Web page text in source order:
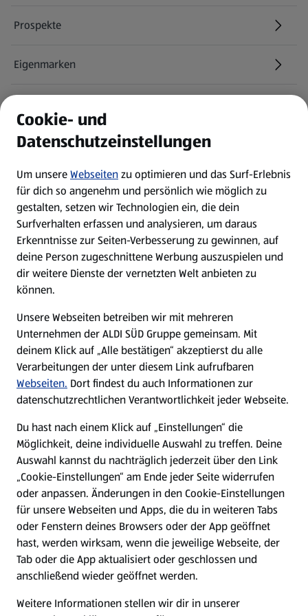
Prospekte
Eigenmarken
Newsletter
WhatsApp
Über ALDI SÜD
Filialen
Nachhaltigkeit
Karriere
Presse
Hilfe & Kontakt
(öffnet in einem neuen Tab)
Unternehmen
Folge uns hier:
Cookie- und
Datenschutzeinstellungen
Um unsereWebseitenzu optimieren und das Surf-Erlebnis
für dich so angenehm und persönlich wie möglich zu
gestalten, setzen wir Technologien ein, die dein
Surfverhalten erfassen und analysieren, um daraus
Erkenntnisse zur Seiten-Verbesserung zu gewinnen, auf
deine Person zugeschnittene Werbung auszuspielen und
dir weitere Dienste der vernetzten Welt anbieten zu
können.
Unsere Webseiten betreiben wir mit mehreren
Unternehmen der ALDI SÜD Gruppe gemeinsam. Mit
deinem Klick auf „Alle bestätigen“ akzeptierst du alle
Verarbeitungen der unter diesem Link aufrufbaren
Webseiten. Dort findest du auch Informationen zur
datenschutzrechtlichen Verantwortlichkeit jeder Webseite.
Du hast nach einem Klick auf „Einstellungen“ die
Möglichkeit, deine individuelle Auswahl zu treffen. Deine
Auswahl kannst du nachträglich jederzeit über den Link
„Cookie-Einstellungen“ am Ende jeder Seite widerrufen
oder anpassen. Änderungen in den Cookie-Einstellungen
für unsere Webseiten und Apps, die du in weiteren Tabs
oder Fenstern deines Browsers oder der App geöffnet
hast, werden wirksam, wenn die jeweilige Webseite, der
Tab oder die App aktualisiert oder geschlossen und
anschließend wieder geöffnet werden.
Weitere Informationen stellen wir dir in unserer